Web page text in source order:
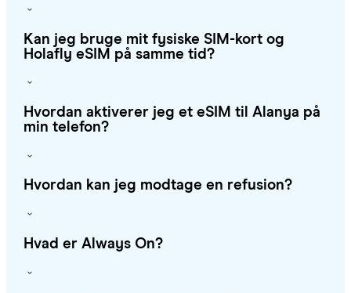
Kan jeg bruge mit fysiske SIM-kort og
Holafly eSIM på samme tid?
Hvordan aktiverer jeg et eSIM til Alanya på
min telefon?
Hvordan kan jeg modtage en refusion?
Hvad er Always On?